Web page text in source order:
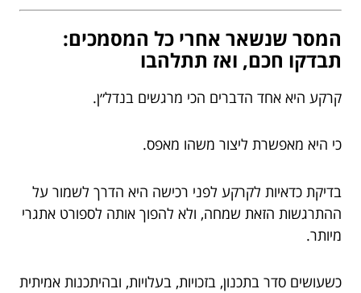
המסר שנשאר אחרי כל המסמכים:
תבדקו חכם, ואז תתלהבו
קרקע היא אחד הדברים הכי מרגשים בנדל״ן.
כי היא מאפשרת ליצור משהו מאפס.
בדיקת כדאיות לקרקע לפני רכישה היא הדרך לשמור על
ההתרגשות הזאת שמחה, ולא להפוך אותה לספורט אתגרי
מיותר.
כשעושים סדר בתכנון, בזכויות, בעלויות, ובהיתכנות אמיתית